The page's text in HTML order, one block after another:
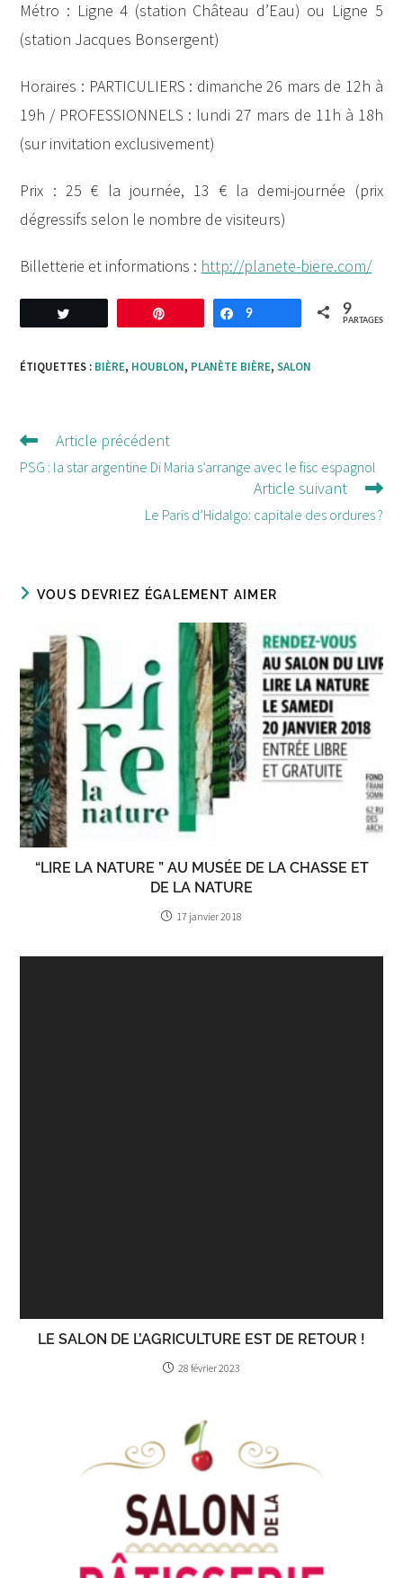
Métro : Ligne 4 (station Château d’Eau) ou Ligne 5
(station Jacques Bonsergent)
Horaires : PARTICULIERS : dimanche 26 mars de 12h à
19h / PROFESSIONNELS : lundi 27 mars de 11h à 18h
(sur invitation exclusivement)
Prix : 25 € la journée, 13 € la demi-journée (prix
dégressifs selon le nombre de visiteurs)
Billetterie et informations : http://planete-biere.com/
Enregistrer Partagez
9 9
PARTAGES
ÉTIQUETTES : BIÈRE, HOUBLON, PLANÈTE BIÈRE, SALON
Lire
d'autres
Article précédent
PSG : la star argentine Di Maria s’arrange avec le fisc espagnol
Article suivant
Le Paris d’Hidalgo: capitale des ordures ?
VOUS DEVRIEZ ÉGALEMENT AIMER
“LIRE LA NATURE ” AU MUSÉE DE LA CHASSE ET
DE LA NATURE
17 janvier 2018
LE SALON DE L’AGRICULTURE EST DE RETOUR !
28 février 2023